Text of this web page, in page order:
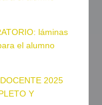
láminas
el alumno
2025
Y